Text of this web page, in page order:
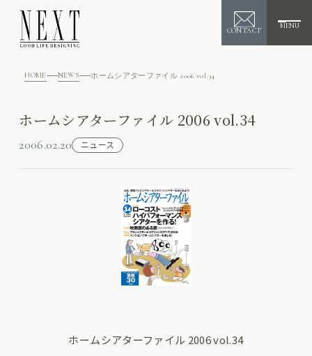
CONTACT
MENU
HOME NEWS ホームシアターファイル 2006 vol.34
ホームシアターファイル 2006 vol.34
2006.02.20 ニュース
ホームシアターファイル 2006 vol.34